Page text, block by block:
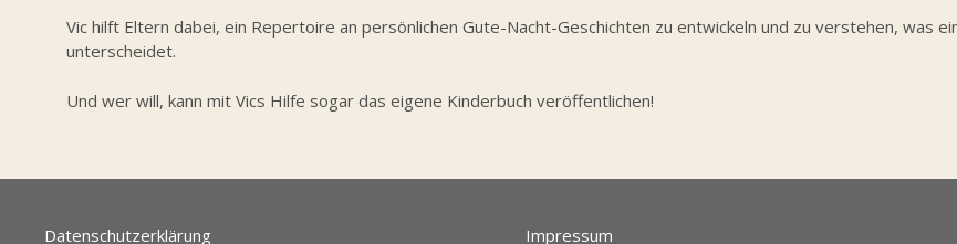
Vic hilft Eltern dabei, ein Repertoire an persönlichen Gute-Nacht-Geschichten zu entwickeln und zu verstehen, was
unterscheidet.
Und wer will, kann mit Vics Hilfe sogar das eigene Kinderbuch veröffentlichen!
Datenschutzerklärung Impressum